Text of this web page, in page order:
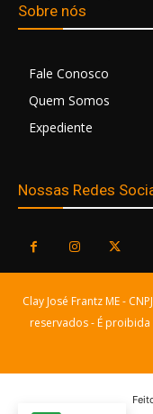
Sobre nós
Fale Conosco
Quem Somos
Expediente
Nossas Redes
Clay José Frantz ME -
reservados - É